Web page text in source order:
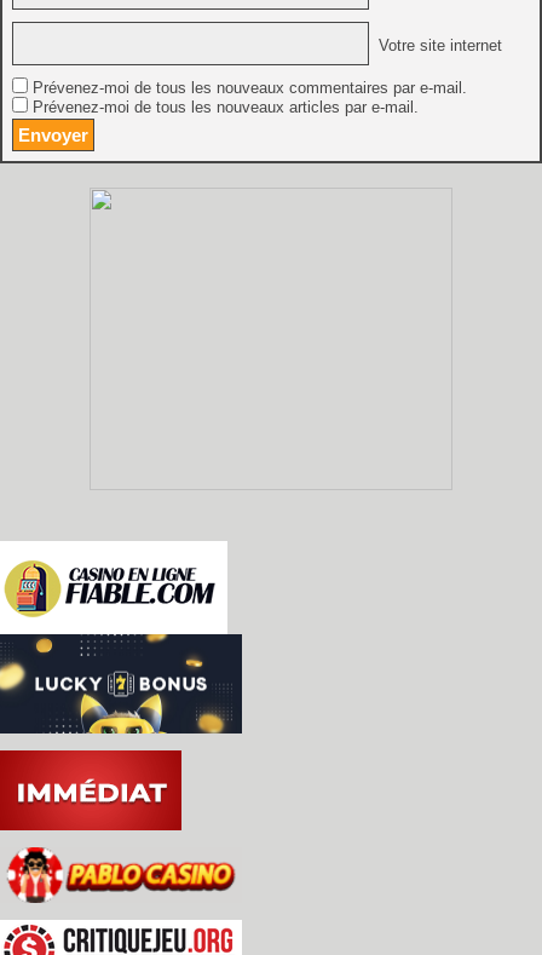
Votre site internet
Prévenez-moi de tous les nouveaux commentaires par e-mail.
Prévenez-moi de tous les nouveaux articles par e-mail.